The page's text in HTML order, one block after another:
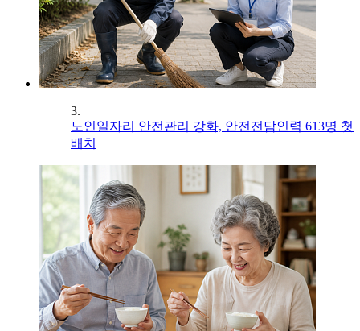
3.
노인일자리 안전관리 강화, 안전전담인력 613명 첫
배치